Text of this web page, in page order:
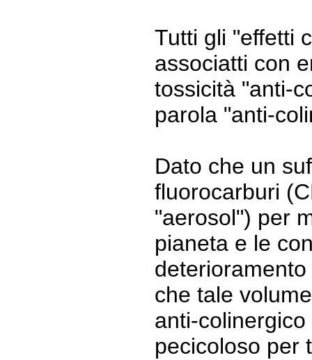
Tutti gli "effetti
associatti con
tossicità "anti-
parola "anti-
Dato che un
fluorocarburi
"aerosol") per
pianeta e le
che tale
anti-
pecicoloso per